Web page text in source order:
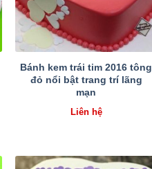
Bánh kem trái tim 2016 tông
đỏ nổi bật trang trí lãng
mạn
Liên hệ